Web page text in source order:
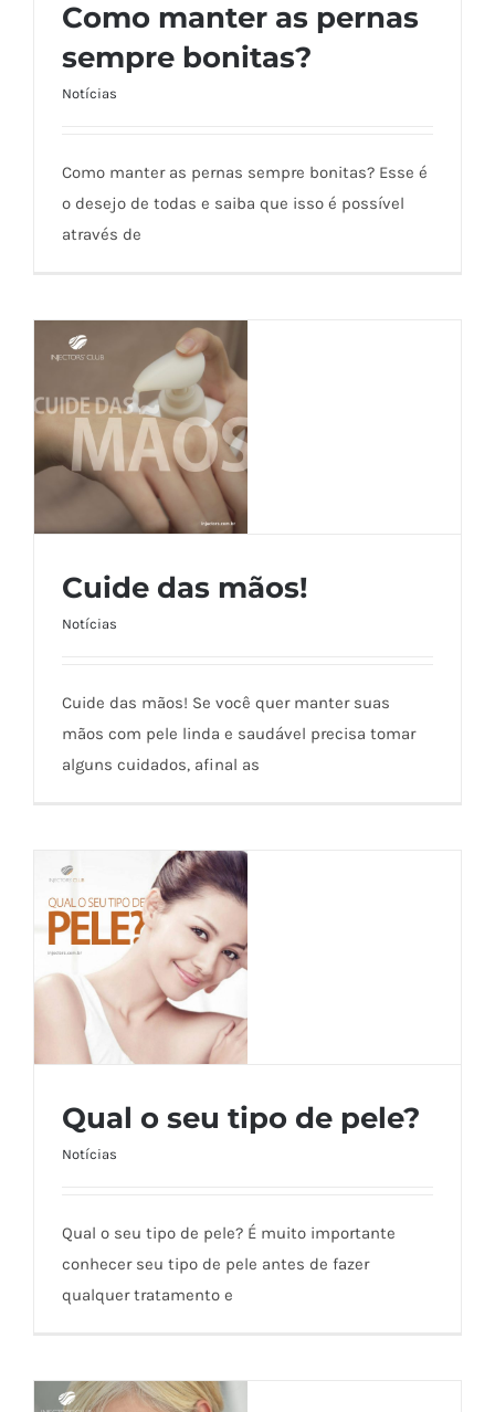
Como manter as pernas sempre bonitas?
Como manter as pernas
sempre bonitas?
Notícias
Como manter as pernas sempre bonitas? Esse é
o desejo de todas e saiba que isso é possível
através de
Cuide das mãos!
Notícias
Cuide das mãos! Se você quer manter suas
mãos com pele linda e saudável precisa tomar
alguns cuidados, afinal as
Qual o seu tipo de pele?
Notícias
Qual o seu tipo de pele? É muito importante
conhecer seu tipo de pele antes de fazer
qualquer tratamento e